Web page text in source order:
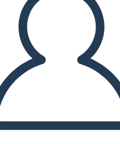
AFSPELEN
MIJ VOOR